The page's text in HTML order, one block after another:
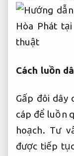
Cách luồn
Gấp đôi dây
cáp để luồn
hoạch. Tư
được tiếp